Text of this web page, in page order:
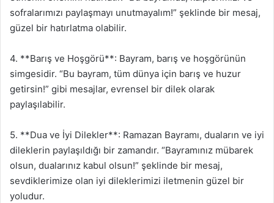
sofralarımızı paylaşmayı unutmayalım!” şeklinde bir mesaj,
güzel bir hatırlatma olabilir.
4. **Barış ve Hoşgörü**: Bayram, barış ve hoşgörünün
simgesidir. “Bu bayram, tüm dünya için barış ve huzur
getirsin!” gibi mesajlar, evrensel bir dilek olarak
paylaşılabilir.
5. **Dua ve İyi Dilekler**: Ramazan Bayramı, duaların ve iyi
dileklerin paylaşıldığı bir zamandır. “Bayramınız mübarek
olsun, dualarınız kabul olsun!” şeklinde bir mesaj,
sevdiklerimize olan iyi dileklerimizi iletmenin güzel bir
yoludur.